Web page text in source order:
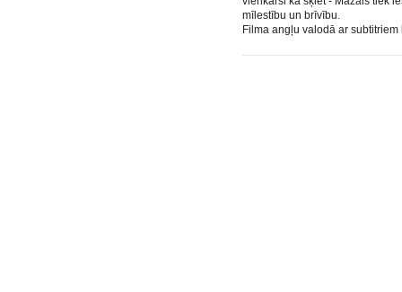
mīlestību un brīvību.
Filma angļu valodā ar